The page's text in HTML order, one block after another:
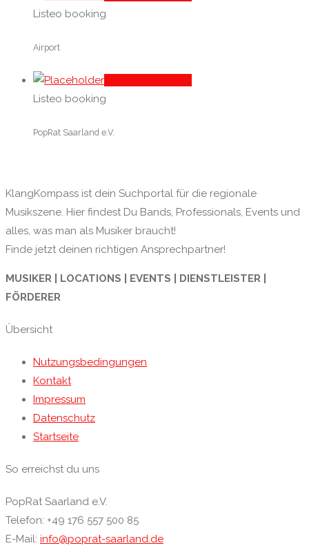
Listeo booking
Airport
Listeo booking
PopRat Saarland e.V.
KlangKompass ist dein Suchportal für die regionale
Musikszene. Hier findest Du Bands, Professionals, Events und
alles, was man als Musiker braucht!
Finde jetzt deinen richtigen Ansprechpartner!
MUSIKER | LOCATIONS | EVENTS | DIENSTLEISTER |
FÖRDERER
Übersicht
Nutzungsbedingungen
Kontakt
Impressum
Datenschutz
Startseite
So erreichst du uns
PopRat Saarland e.V.
Telefon: +49 176 557 500 85
E-Mail: info@poprat-saarland.de